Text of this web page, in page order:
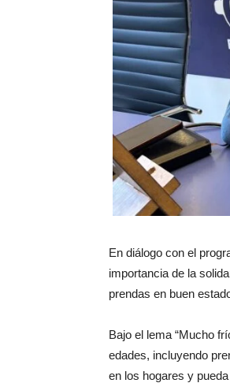
En diálogo con el
importancia de la
prendas en buen
Bajo el lema “Mucho
edades, incluyendo
en los hogares y